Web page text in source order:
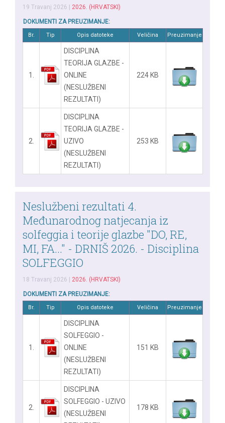
19 Travanj 2026 2026. (HRVATSKI)
DOKUMENTI ZA PREUZIMANJE:
Br. Tip Opis datoteke Veličina Preuzimanje
1.
DISCIPLINA
TEORIJA GLAZBE -
ONLINE
(NESLUŽBENI
REZULTATI)
224 KB
2.
DISCIPLINA
TEORIJA GLAZBE -
UZIVO
(NESLUŽBENI
REZULTATI)
253 KB
Neslužbeni rezultati 4.
Međunarodnog natjecanja iz
solfeggia i teorije glazbe "DO, RE,
MI, FA..." - DRNIŠ 2026. - Disciplina
SOLFEGGIO
18 Travanj 2026 2026. (HRVATSKI)
DOKUMENTI ZA PREUZIMANJE:
Br. Tip Opis datoteke Veličina Preuzimanje
1.
DISCIPLINA
SOLFEGGIO -
ONLINE
(NESLUŽBENI
REZULTATI)
151 KB
2.
DISCIPLINA
SOLFEGGIO - UZIVO
(NESLUŽBENI
178 KB